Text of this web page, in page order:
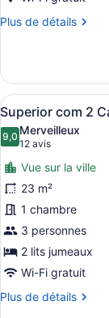
com
Cama
Plus de détails
Plus
Superior
com
Cama
Casal
Afficher
toutes
les
photos
pour
ce
type
de
chambre :
Superior
com
2
4
Superior com 2
9,09,0 sur 10
Merveilleux
12 avis
(12 avis)
Vue sur la ville
23 m²
1 chambre
3 personnes
2 lits jumeaux
Wi-Fi gratuit
Plus de détails
Plus